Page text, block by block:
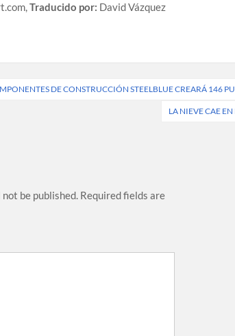
Traducido por: David Vázquez
DE CONSTRUCCIÓN STEELBLUE CREARÁ 146
LA NIEVE CAE
be published. Required fields are